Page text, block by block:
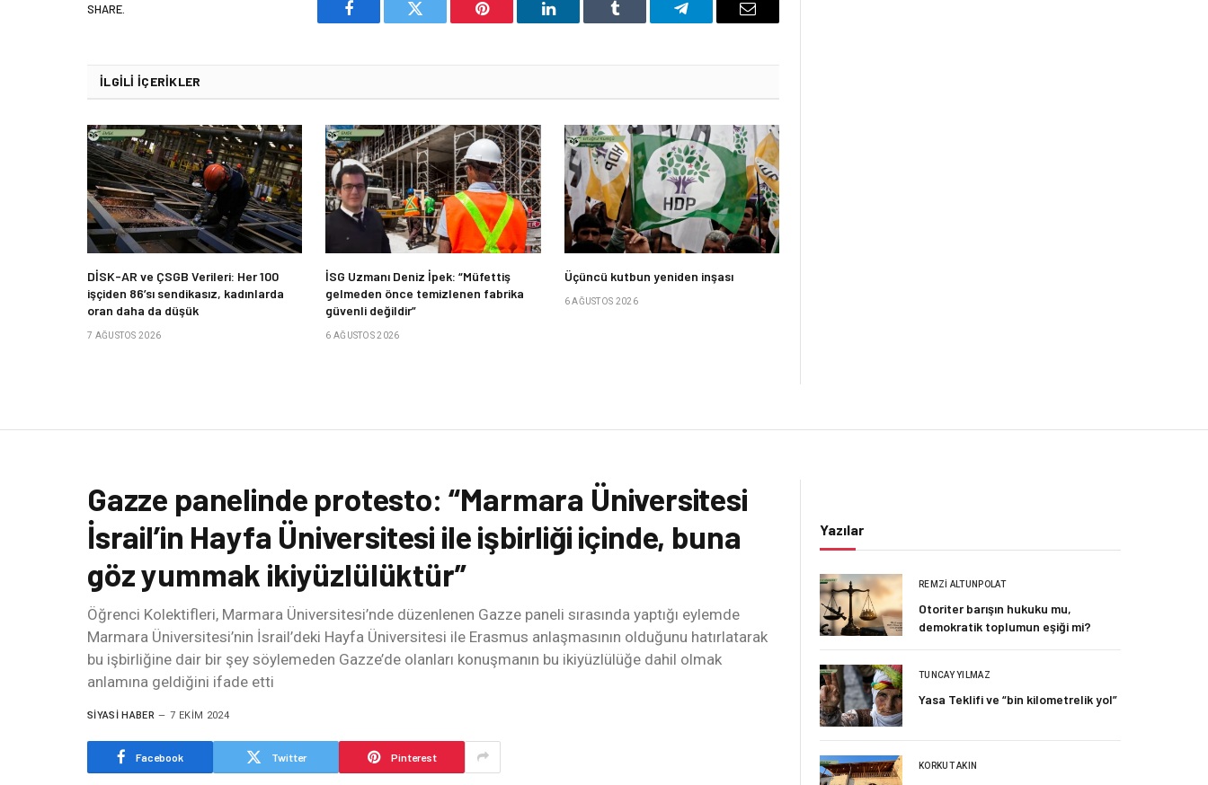
SHARE.
Facebook Twitter Pinterest LinkedIn Tumblr Telegram Email
İLGILI İÇERIKLER
DİSK-AR ve ÇSGB Verileri: Her 100
işçiden 86’sı sendikasız, kadınlarda
oran daha da düşük
7 AĞUSTOS 2026
İSG Uzmanı Deniz İpek: “Müfettiş
gelmeden önce temizlenen fabrika
güvenli değildir”
6 AĞUSTOS 2026
Üçüncü kutbun yeniden inşası
6 AĞUSTOS 2026
Gazze panelinde protesto: “Marmara Üniversitesi
İsrail’in Hayfa Üniversitesi ile işbirliği içinde, buna
göz yummak ikiyüzlülüktür”
Öğrenci Kolektifleri, Marmara Üniversitesi’nde düzenlenen Gazze paneli sırasında yaptığı eylemde
Marmara Üniversitesi’nin İsrail’deki Hayfa Üniversitesi ile Erasmus anlaşmasının olduğunu hatırlatarak
bu işbirliğine dair bir şey söylemeden Gazze’de olanları konuşmanın bu ikiyüzlülüğe dahil olmak
anlamına geldiğini ifade etti
SIYASI HABER 7 EKIM 2024
Facebook Twitter Pinterest
Yazılar
REMZI ALTUNPOLAT
Otoriter barışın hukuku mu,
demokratik toplumun eşiği mi?
TUNCAY YILMAZ
Yasa Teklifi ve “bin kilometrelik yol”
KORKUT AKIN